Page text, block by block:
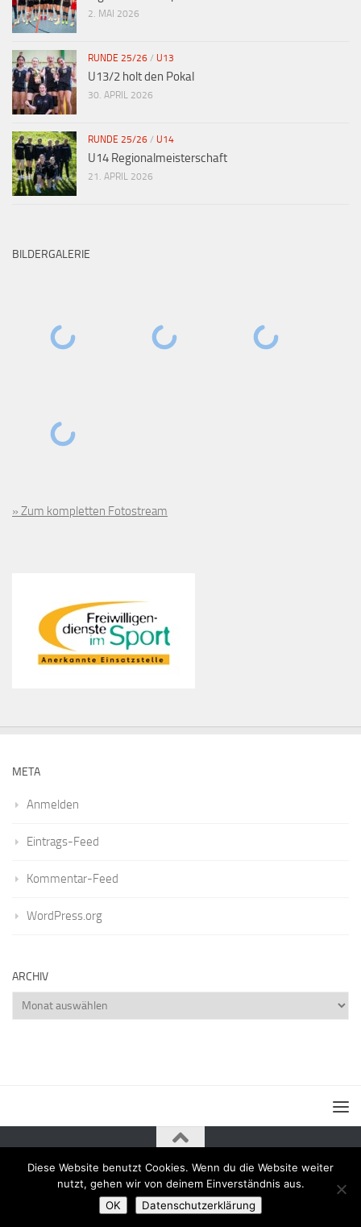
2. MAI 2026
RUNDE 25/26 / U13
U13/2 holt den Pokal
30. APRIL 2026
RUNDE 25/26 / U14
U14 Regionalmeisterschaft
21. APRIL 2026
BILDERGALERIE
» Zum kompletten Fotostream
META
Anmelden
Eintrags-Feed
Kommentar-Feed
WordPress.org
ARCHIV
Archiv
Powered by - Entworfen mit dem Zu Hueman Pro wechseln
Diese Website benutzt Cookies. Wenn du die Website weiter
nutzt, gehen wir von deinem Einverständnis aus.
OK
Datenschutzerklärung